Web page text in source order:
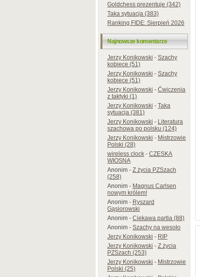
Goldchess prezentuje (342)
Taka sytuacja (383)
Ranking FIDE: Sierpień 2026
Najnowsze komentarze
Jerzy Konikowski-Szachy
kobiece (51)
Jerzy Konikowski-Szachy
kobiece (51)
Jerzy Konikowski-Ćwiczenia
z taktyki (1)
Jerzy Konikowski-Taka
sytuacja (381)
Jerzy Konikowski-Literatura
szachowa po polsku (124)
Jerzy Konikowski-Mistrzowie
Polski (28)
wireless clock-CZESKA
WIOSNA
Anonim-Z życia PZSzach
(258)
Anonim-Magnus Carlsen
nowym królem!
Anonim-Ryszard
Gąsiorowski
Anonim-Ciekawa partia (88)
Anonim-Szachy na wesoło
Jerzy Konikowski-RIP
Jerzy Konikowski-Z życia
PZSzach (253)
Jerzy Konikowski-Mistrzowie
Polski (25)